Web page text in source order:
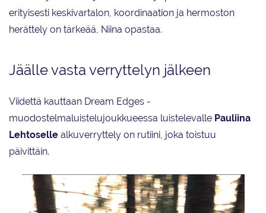
erityisesti keskivartalon, koordinaation ja hermoston
herättely on tärkeää, Niina opastaa.
Jäälle vasta verryttelyn jälkeen
Viidettä kauttaan Dream Edges -
muodostelmaluistelujoukkueessa luistelevalle Pauliina
Lehtoselle alkuverryttely on rutiini, joka toistuu
päivittäin.